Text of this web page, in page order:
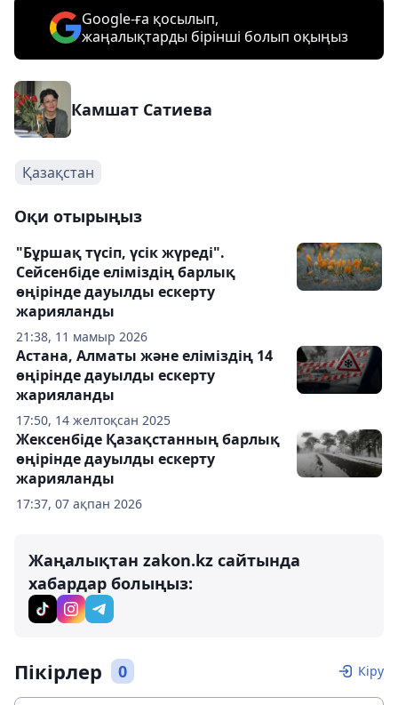
Google-ға қосылып,
жаңалықтарды бірінші болып оқыңыз
Камшат Сатиева
Қазақстан
Оқи отырыңыз
21:38, 11 мамыр 2026
"Бұршақ түсіп, үсік жүреді".
Сейсенбіде еліміздің барлық
өңірінде дауылды ескерту
жарияланды
17:50, 14 желтоқсан 2025
Астана, Алматы және еліміздің 14
өңірінде дауылды ескерту
жарияланды
17:37, 07 ақпан 2026
Жексенбіде Қазақстанның барлық
өңірінде дауылды ескерту
жарияланды
Жаңалықтан zakon.kz сайтында
хабардар болыңыз:
Пікірлер 0 Кіру